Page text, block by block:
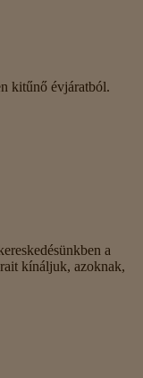
kitűnő évjáratból.
a
kínáljuk, azoknak,